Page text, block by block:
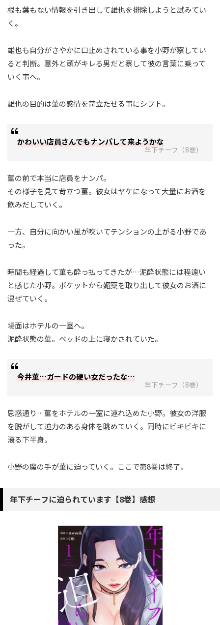
根も葉もない情報を引き出して雄也を排除しようと試みてい
く。
雄也も自分がさやかに口止めされている事を小野が察してい
ると判断。意外と頭がキレる男だと察して彼の言葉に乗って
いく事へ。
雄也の目的は菫の感情を苛立たせる事にシフト。
かわいい店員さんでもナンパして来ようかな
年下チーフ（8巻）
菫の前で本当に店員をナンパ。
その様子を見て苛立つ菫。彼女はヤケになって大量にお酒を
飲みだしていく。
一方、自分に向かい風が吹いてテンションの上がる小野であ
った。
時間も経過して菫も酔っ払ってきたが…泥酔状態には程遠い
と感じた小野。ポケットから媚薬を取り出して彼女のお酒に
混ぜていく。
場面はホテルの一室へ。
泥酔状態の菫。ベッドの上に寝かされていた。
今井菫…ガードの硬い女だったな…
年下チーフ（8巻）
思惑通り…菫をホテルの一室に連れ込めた小野。彼女の洋服
を脱がして迫力のある身体を眺めていく。同時にビキビキに
滾る下半身。
小野の魔の手が菫に迫っていく。ここで第8巻は終了。
年下チーフに迫られています【8巻】感想